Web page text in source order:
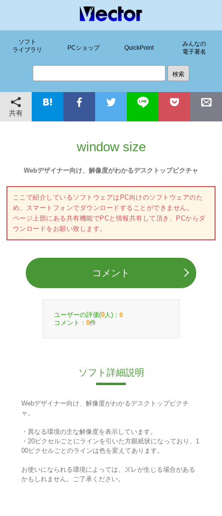
ソフト
ライブラリ
PCショップ QuickPoint
みんなの
電子署名
共有
window size
Webデザイナー向け、解像度がわかるデスクトップピクチャ
ここで紹介しているソフトウェアはPC向けのソフトウェアのた
め、スマートフォンでダウンロードすることができません。
ページ上部にある共有機能でPCと情報共有して頂き、PCからダ
ウンロードをお願い致します。
コメント
ユーザーの評価(0 人)： 0
コメント： 0件
ソフト詳細説明
Webデザイナー向け、解像度がわかるデスクトップピクチ
ャ。
・異なる環境の主な解像度を表示しています。
・20ピクセルごとにラインを引いた方眼紙状になっており、1
00ピクセルごとのラインは色を変えてあります。
お使いになられる環境によっては、ズレが生じる場合がある
かもしれません。ご了承ください。